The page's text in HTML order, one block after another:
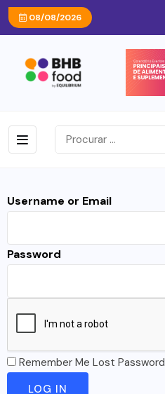
08/08/2026
Username or Email
Password
Remember Me Lost Password